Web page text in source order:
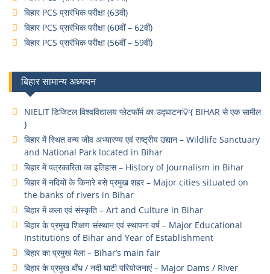
बिहार PCS प्रारंभिक परीक्षा (63वी)
बिहार PCS प्रारंभिक परीक्षा (60वीं – 62वीं)
बिहार PCS प्रारंभिक परीक्षा (56वीं – 59वीं)
बिहार सामान्य अध्ययन
NIELIT डिजिटल विश्वविद्यालय प्लेटफॉर्म का उद्घाटन💡{ BIHAR से एक सामील
}
बिहार में स्थित वन्य जीव अभ्यारण्य एवं राष्ट्रीय उद्यान – Wildlife Sanctuary
and National Park located in Bihar
बिहार में पत्रकारिता का इतिहास – History of Journalism in Bihar
बिहार में नदियों के किनारे बसे प्रमुख शहर – Major cities situated on
the banks of rivers in Bihar
बिहार में कला एवं संस्कृति – Art and Culture in Bihar
बिहार के प्रमुख शिक्षण संस्थान एवं स्थापना वर्ष – Major Educational
Institutions of Bihar and Year of Establishment
बिहार का प्रमुख मेला – Bihar’s main fair
बिहार के प्रमुख बाँध / नदी घाटी परियोजनाएं – Major Dams / River